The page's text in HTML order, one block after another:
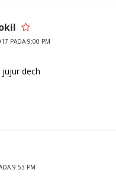
PADA 9:00 PM
jujur dech
9:53 PM